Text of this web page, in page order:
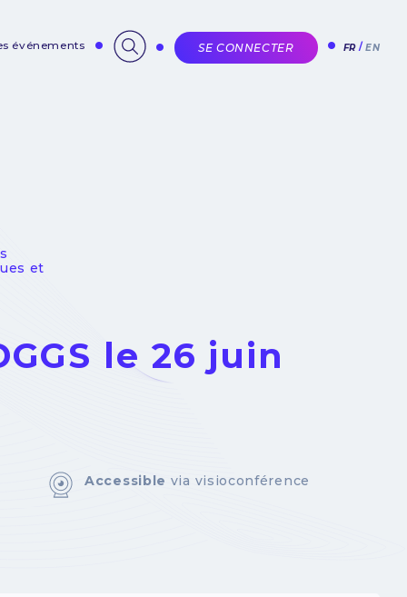
événements SE CONNECTER FR EN
et
le 26 juin
Accessible via visioconférence